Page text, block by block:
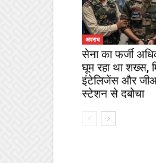
अपराध
सेना का फर्जी
घूम रहा था शख्स,
इंटेलिजेंस और
स्टेशन से दबोचा